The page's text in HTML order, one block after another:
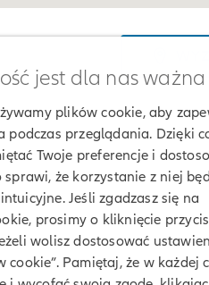
jest dla nas ważna
plików cookie, aby
podczas przeglądania. Dzięki
Twoje preferencje i
że korzystanie z niej
Jeśli zgadzasz się na
prosimy o kliknięcie
wolisz dostosować
Pamiętaj, że w każdej